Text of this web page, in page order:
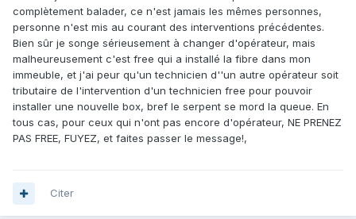
complètement balader, ce n'est jamais les mêmes personnes,
personne n'est mis au courant des interventions précédentes.
Bien sûr je songe sérieusement à changer d'opérateur, mais
malheureusement c'est free qui a installé la fibre dans mon
immeuble, et j'ai peur qu'un technicien d''un autre opérateur soit
tributaire de l'intervention d'un technicien free pour pouvoir
installer une nouvelle box, bref le serpent se mord la queue. En
tous cas, pour ceux qui n'ont pas encore d'opérateur, NE PRENEZ
PAS FREE, FUYEZ, et faites passer le message!,
Citer